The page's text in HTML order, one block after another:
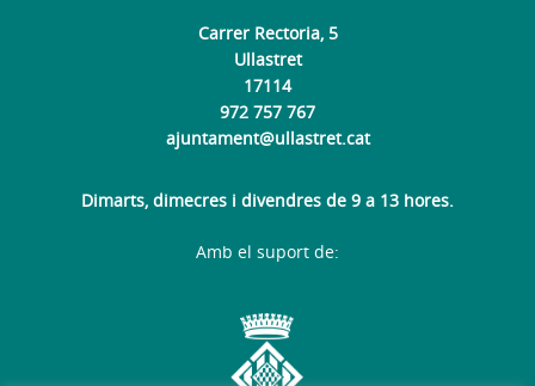
Carrer Rectoria, 5
Ullastret
17114
972 757 767
ajuntament@ullastret.cat
Dimarts, dimecres i divendres de 9 a 13 hores.
Amb el suport de: